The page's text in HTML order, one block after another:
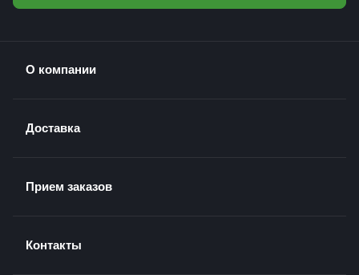
О компании
Доставка
Прием заказов
Контакты